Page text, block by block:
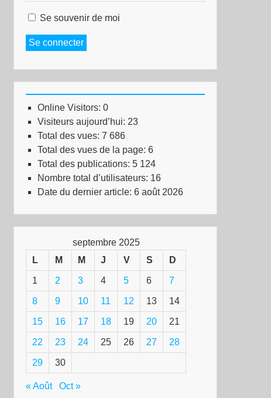
Se souvenir de moi
Se connecter
Online Visitors: 0
Visiteurs aujourd’hui: 23
Total des vues: 7 686
Total des vues de la page: 6
Total des publications: 5 124
Nombre total d’utilisateurs: 16
Date du dernier article: 6 août 2026
septembre 2025
L
M M J V S D
1 2 3 4 5 6 7
8 9 10 11 12 13 14
15 16 17 18 19 20 21
22 23 24 25 26 27 28
29 30
« Août Oct »